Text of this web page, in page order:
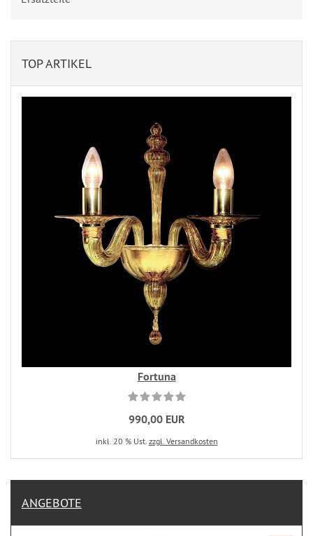
TOP ARTIKEL
Fortuna
990,00 EUR
inkl. 20 % Ust. zzgl. Versandkosten
ANGEBOTE